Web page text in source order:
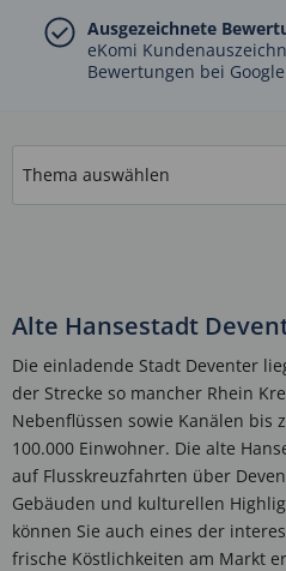
Ausgezeichnete
eKomi
Bewertungen bei Google
Alte Hansestadt
Die einladende Stadt Deventer
der Strecke so mancher Rhein
Nebenflüssen sowie Kanälen bis
100.000 Einwohner. Die alte
auf Flusskreuzfahrten über
Gebäuden und kulturellen
können Sie auch eines der
frische Köstlichkeiten am Markt